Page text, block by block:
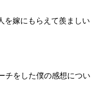
を嫁にもらえて羨ましい
チをした僕の感想につい